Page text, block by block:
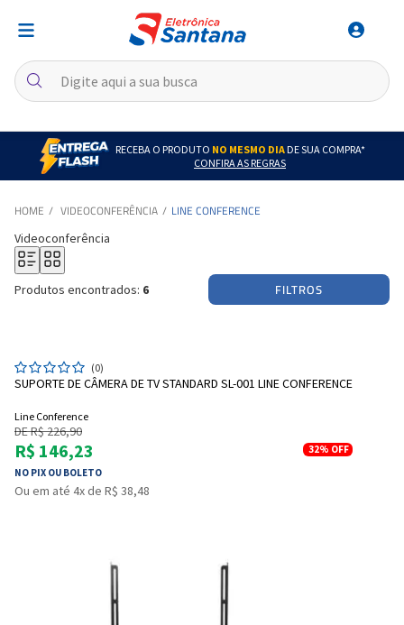
RECEBA O PRODUTO NO MESMO DIADE SUA COMPRA*
CONFIRA AS REGRAS
VIDEOCONFERÊNCIA LINE CONFERENCE
Videoconferência
Produtos encontrados: 6 FILTROS
(0)
SUPORTE DE CÂMERA DE TV STANDARD SL-001 LINE CONFERENCE
Line Conference
DE R$ 226,90
R$ 146,23
NO PIX OU BOLETO
32% OFF
Ou em até 4x de R$ 38,48